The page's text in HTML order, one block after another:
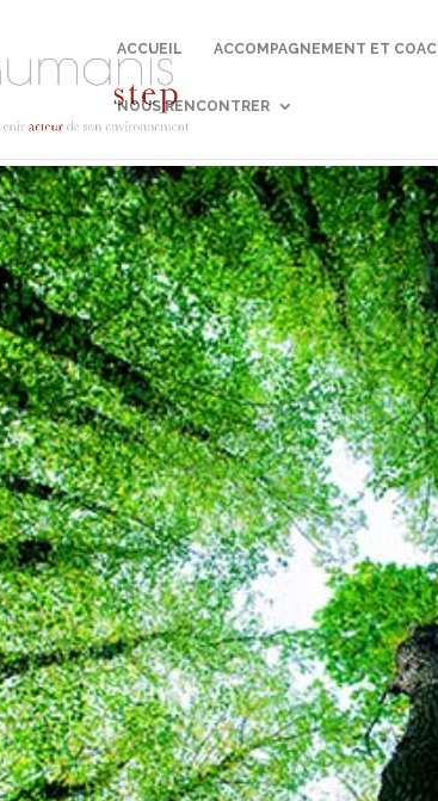
ACCUEIL ACCOMPAGNEMENT ET
NOUS RENCONTRER